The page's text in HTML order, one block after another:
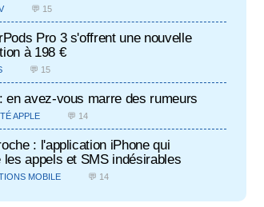
💬 15
Pro 3 s'offrent une nouvelle
à 198 €
💬 15
en avez-vous marre des rumeurs
APPLE 💬 14
: l'application iPhone qui
les appels et SMS indésirables
MOBILE 💬 14